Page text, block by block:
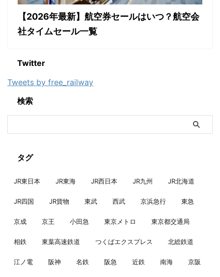
【2026年最新】航空券セールはいつ？航空会
社タイムセール一覧
Twitter
Tweets by free_railway
検索
タグ
JR東日本 JR東海 JR西日本 JR九州 JR北海道
JR四国 JR貨物 東武 西武 京浜急行 東急
京成 京王 小田急 東京メトロ 東京都交通局
相鉄 東葉高速鉄道 つくばエクスプレス 北総鉄道
江ノ電 阪神 名鉄 阪急 近鉄 南海 京阪